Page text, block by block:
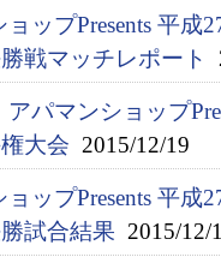
ョップPresents 平
戦マッチレポート
アパマンショップ
大会 2015/12/19
ョップPresents 平
試合結果 2015/12/